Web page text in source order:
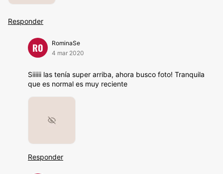
Responder
RO
RominaSe
4 mar 2020
Siiiiii las tenía super arriba, ahora busco foto! Tranquila
que es normal es muy reciente
Responder